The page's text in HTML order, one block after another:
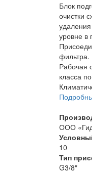
Блок
очистки
уровне в
фильтра.
Рабочая
класса
ООО
10
Тип
G3/8"